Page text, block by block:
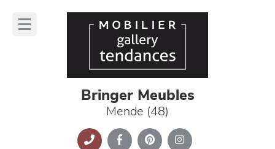
Bringer Meubles
Mende (48)